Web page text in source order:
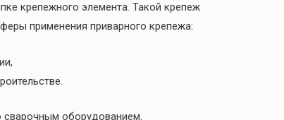
крепежного элемента. Такой крепеж
применения приварного крепежа:
сварочным оборудованием.